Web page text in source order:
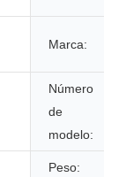
Marca:
Número
de
modelo:
Peso: